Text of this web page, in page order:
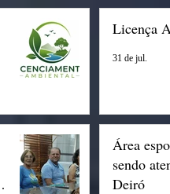
Licença
31 de jul.
Área
sendo
Deiró